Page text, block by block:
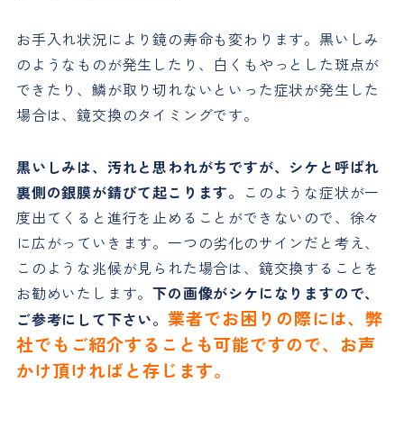
お手入れ状況により鏡の寿命も変わります。黒いしみ
のようなものが発生したり、白くもやっとした斑点が
できたり、鱗が取り切れないといった症状が発生した
場合は、鏡交換のタイミングです。
黒いしみは、汚れと思われがちですが、シケと呼ばれ
裏側の銀膜が錆びて起こります。 このような症状が一
度出てくると進行を止めることができないので、徐々
に広がっていきます。一つの劣化のサインだと考え、
このような兆候が見られた場合は、鏡交換することを
お勧めいたします。下の画像がシケになりますので、
ご参考にして下さい。 業者でお困りの際には、弊
社でもご紹介することも可能ですので、お声
かけ頂ければと存じます。